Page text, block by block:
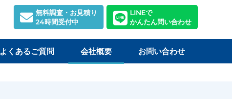
無料調査・お見積り
24時間受付中
LINEで
かんたん問い合わせ
よくあるご質問 会社概要 お問い合わせ